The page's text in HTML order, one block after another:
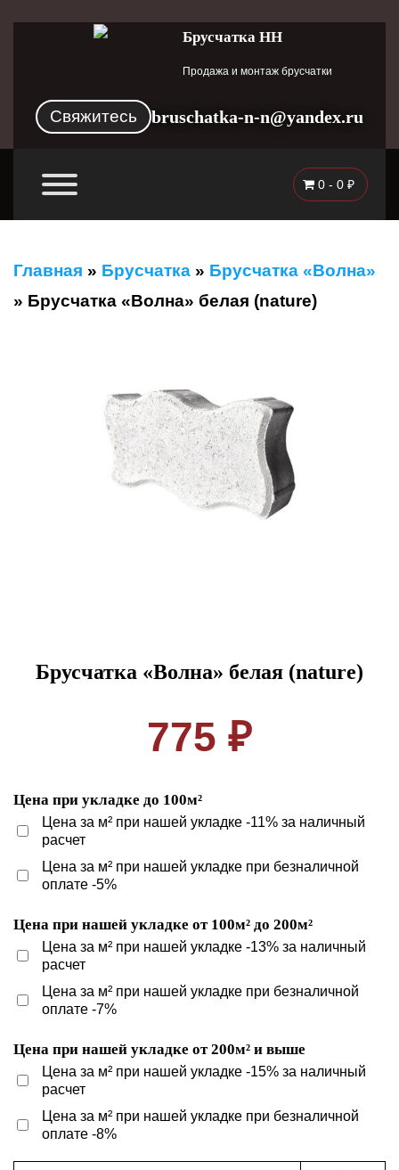
Брусчатка НН
Продажа и монтаж брусчатки
Свяжитесь bruschatka-n-n@yandex.ru
0 - 0 ₽
Главная » Брусчатка » Брусчатка «Волна»
» Брусчатка «Волна» белая (nature)
Брусчатка «Волна» белая (nature)
775 ₽
Цена при укладке до 100м²
Цена за м² при нашей укладке -11% за наличный
расчет
Цена за м² при нашей укладке при безналичной
оплате -5%
Цена при нашей укладке от 100м² до 200м²
Цена за м² при нашей укладке -13% за наличный
расчет
Цена за м² при нашей укладке при безналичной
оплате -7%
Цена при нашей укладке от 200м² и выше
Цена за м² при нашей укладке -15% за наличный
расчет
Цена за м² при нашей укладке при безналичной
оплате -8%